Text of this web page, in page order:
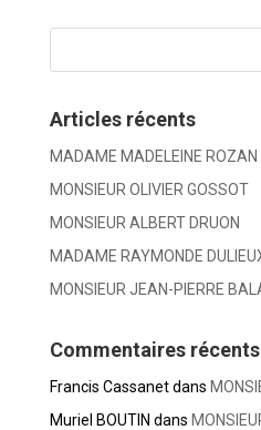
Articles récents
MADAME MADELEINE ROZAN
MONSIEUR OLIVIER GOSSOT
MONSIEUR ALBERT DRUON
MADAME RAYMONDE
MONSIEUR JEAN-PIERRE
Commentaires récents
Francis Cassanetdans
Muriel BOUTIN dans